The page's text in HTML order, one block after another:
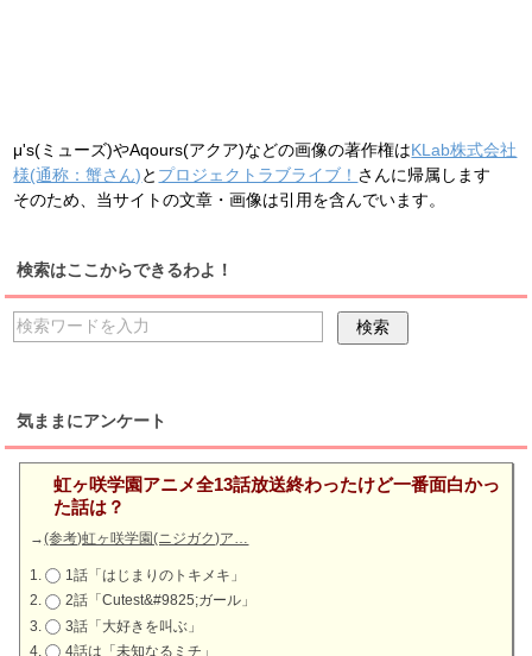
μ's(ミューズ)やAqours(アクア)などの画像の著作権はKLab株式会社
様(通称：蟹さん)と プロジェクトラブライブ！ さんに帰属します
そのため、当サイトの文章・画像は引用を含んでいます。
検索はここからできるわよ！
気ままにアンケート
虹ヶ咲学園アニメ全13話放送終わったけど一番面白かっ
た話は？
→(参考)虹ヶ咲学園(ニジガク)ア…
1話「はじまりのトキメキ」
2話「Cutest&#9825;ガール」
3話「大好きを叫ぶ」
4話は「未知なるミチ」